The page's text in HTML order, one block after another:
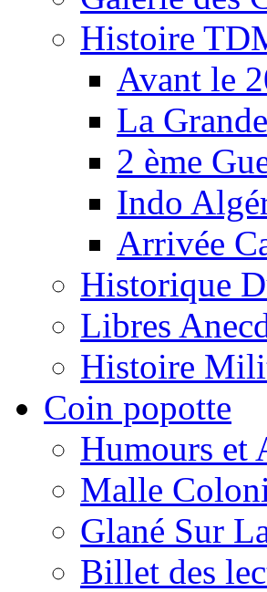
Histoire
Avant le
La
2 ème
Indo
Arrivée
Historique
Libres
Histoire
Coin popotte
Humours et
Malle
Glané Sur
Billet des